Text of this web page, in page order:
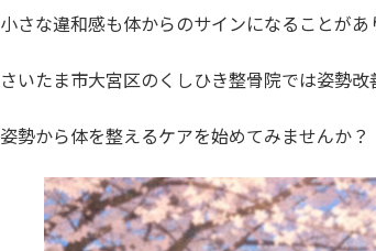
小さな違和感も体からのサインになることがあ
さいたま市大宮区のくしひき整骨院では姿勢改
姿勢から体を整えるケアを始めてみませんか？